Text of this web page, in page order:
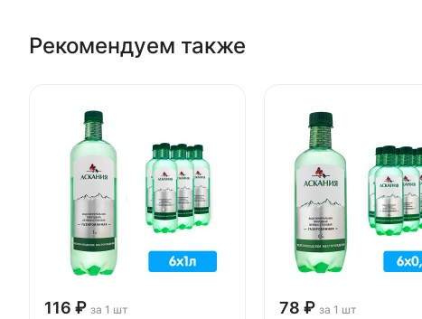
Рекомендуем также
116 ₽ за 1 шт
78 ₽ за 1 шт